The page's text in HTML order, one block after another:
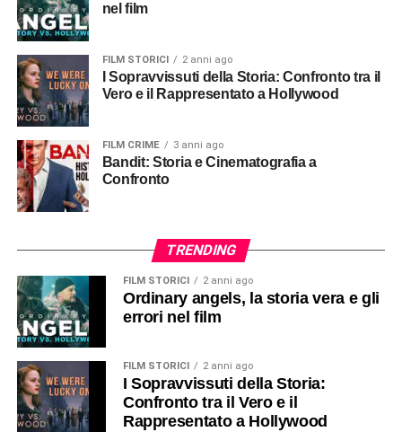
nel film
FILM STORICI 2 anni ago
Vero e il Rappresentato a Hollywood
FILM CRIME 3 anni ago
Bandit: Storia e Cinematografia a
Confronto
TRENDING
FILM STORICI 2 anni ago
Ordinary angels, la storia vera e gli
errori nel film
FILM STORICI 2 anni ago
I Sopravvissuti della Storia:
Confronto tra il Vero e il
Rappresentato a Hollywood